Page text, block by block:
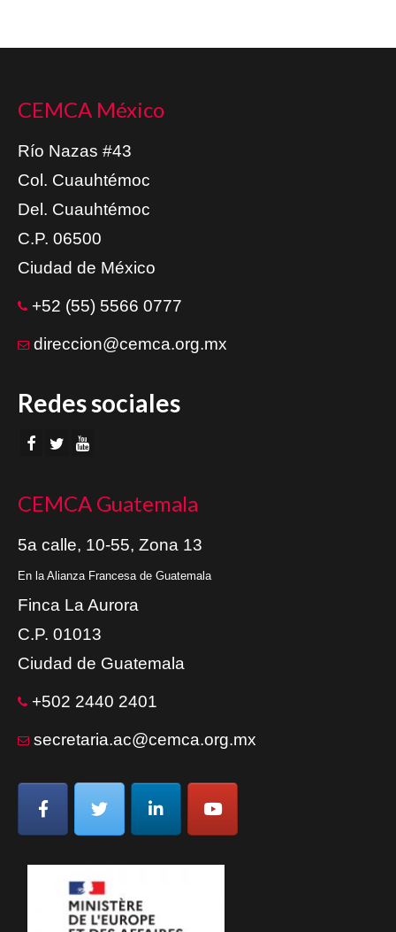
CEMCA México
Río Nazas #43
Col. Cuauhtémoc
Del. Cuauhtémoc
C.P. 06500
Ciudad de México
+52 (55) 5566 0777
direccion@cemca.org.mx
Redes sociales
CEMCA Guatemala
5a calle, 10-55, Zona 13
En la Alianza Francesa de Guatemala
Finca La Aurora
C.P. 01013
Ciudad de Guatemala
+502 2440 2401
secretaria.ac@cemca.org.mx